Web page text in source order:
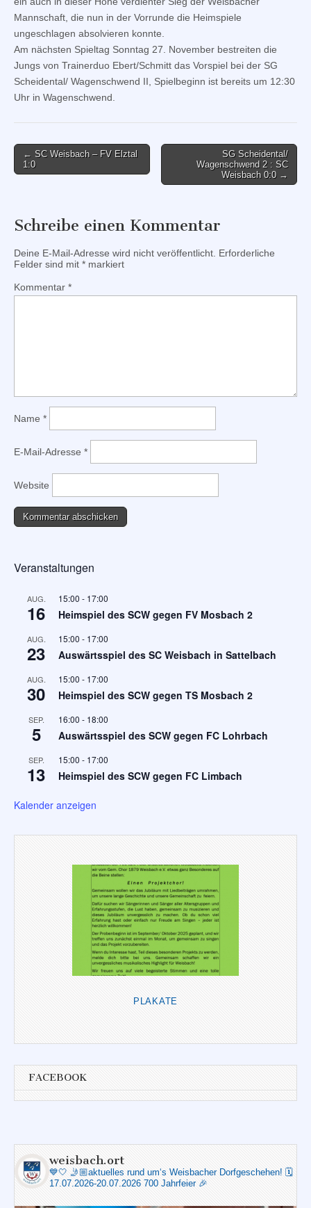
Mannschaft, die nun in der Vorrunde die Heimspiele
ungeschlagen absolvieren konnte.
Am nächsten Spieltag Sonntag 27. November bestreiten die
Jungs von Trainerduo Ebert/Schmitt das Vorspiel bei der SG
Scheidental/ Wagenschwend II, Spielbeginn ist bereits um 12:30
Uhr in Wagenschwend.
Post
navigation
← SC Weisbach – FV Elztal
1:0
SG Scheidental/
Wagenschwend 2 : SC
Weisbach 0:0 →
Schreibe einen Kommentar
Deine E-Mail-Adresse wird nicht veröffentlicht. Erforderliche
Felder sind mit * markiert
Kommentar *
Name *
E-Mail-Adresse *
Website
Veranstaltungen
AUG.
16
15:00 - 17:00
Heimspiel des SCW gegen FV Mosbach 2
AUG.
23
15:00 - 17:00
Auswärtsspiel des SC Weisbach in Sattelbach
AUG.
30
15:00 - 17:00
Heimspiel des SCW gegen TS Mosbach 2
SEP.
5
16:00 - 18:00
Auswärtsspiel des SCW gegen FC Lohrbach
SEP.
13
15:00 - 17:00
Heimspiel des SCW gegen FC Limbach
Kalender anzeigen
PLAKATE
FACEBOOK
weisbach.ort
💙🤍 🤳🏼aktuelles rund um‘s Weisbacher Dorfgeschehen! 🗓️
17.07.2026-20.07.2026 700 Jahrfeier 🎉